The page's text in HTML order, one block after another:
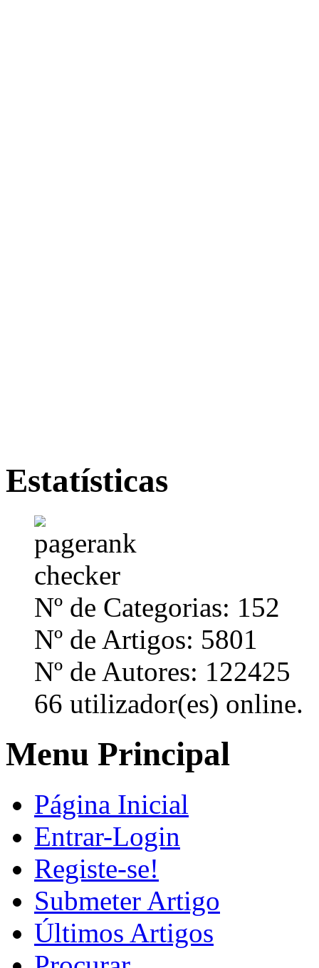
Estatísticas
Nº de Categorias: 152
Nº de Artigos: 5801
Nº de Autores: 122425
66 utilizador(es) online.
Menu Principal
Página Inicial
Entrar-Login
Registe-se!
Submeter Artigo
Últimos Artigos